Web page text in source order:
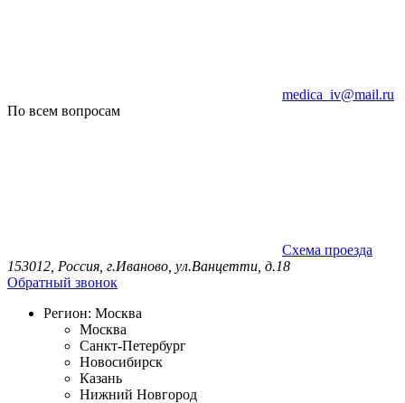
medica_iv@mail.ru
По всем вопросам
Схема проезда
153012, Россия, г.Иваново, ул.Ванцетти, д.18
Обратный звонок
Регион: Москва
Москва
Санкт-Петербург
Новосибирск
Казань
Нижний Новгород